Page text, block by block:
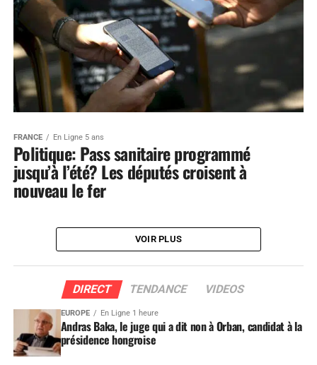
FRANCE En Ligne 5 ans
Politique: Pass sanitaire programmé
jusqu’à l’été? Les députés croisent à
nouveau le fer
VOIR PLUS
DIRECT TENDANCE VIDEOS
EUROPE En Ligne 1 heure
Andras Baka, le juge qui a dit non à Orban, candidat à la
présidence hongroise